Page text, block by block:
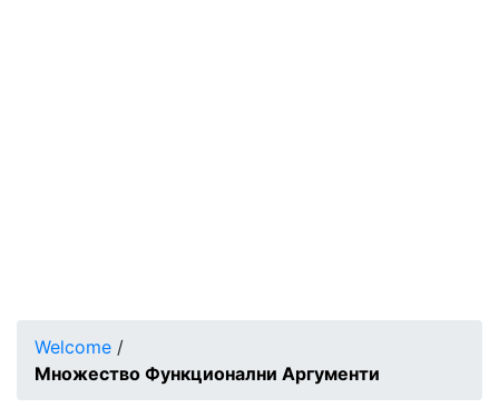
Welcome /
Множество Функционални Аргументи